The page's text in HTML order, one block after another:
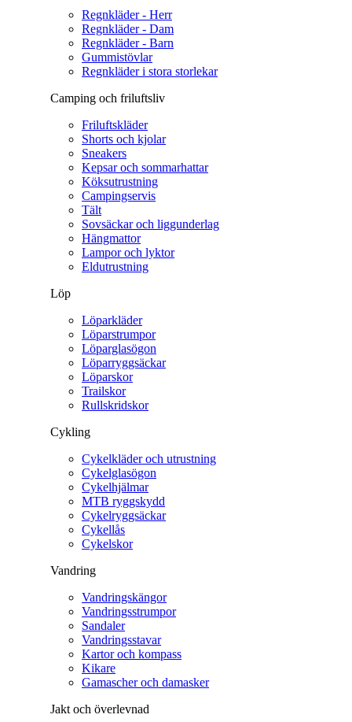
Regnkläder - Herr
Regnkläder - Dam
Regnkläder - Barn
Gummistövlar
Regnkläder i stora storlekar
Camping och friluftsliv
Friluftskläder
Shorts och kjolar
Sneakers
Kepsar och sommarhattar
Köksutrustning
Campingservis
Tält
Sovsäckar och liggunderlag
Hängmattor
Lampor och lyktor
Eldutrustning
Löp
Löparkläder
Löparstrumpor
Löparglasögon
Löparryggsäckar
Löparskor
Trailskor
Rullskridskor
Cykling
Cykelkläder och utrustning
Cykelglasögon
Cykelhjälmar
MTB ryggskydd
Cykelryggsäckar
Cykellås
Cykelskor
Vandring
Vandringskängor
Vandringsstrumpor
Sandaler
Vandringsstavar
Kartor och kompass
Kikare
Gamascher och damasker
Jakt och överlevnad